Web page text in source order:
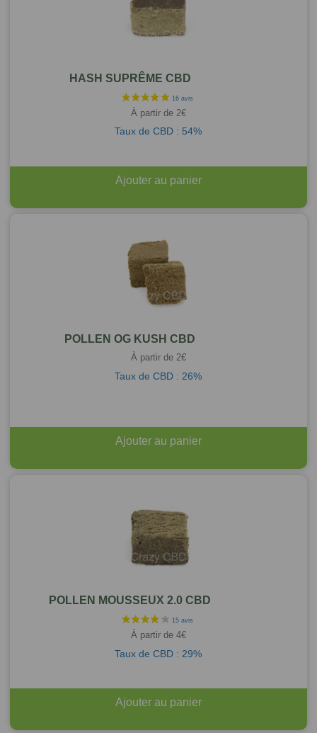
HASH SUPRÊME CBD
À partir de 2€
Taux de CBD : 54%
Ajouter au panier
POLLEN OG KUSH CBD
À partir de 2€
Taux de CBD : 26%
Ajouter au panier
POLLEN MOUSSEUX 2.0 CBD
À partir de 4€
Taux de CBD : 29%
Ajouter au panier